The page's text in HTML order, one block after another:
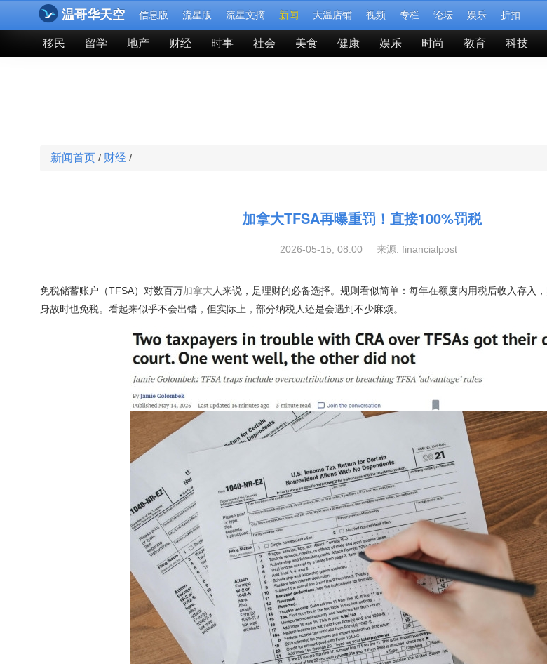
温哥华天空 信息版 流星版 流星文摘 新闻 大温店铺 视频 专栏 论坛 娱乐 折扣
移民 留学 地产 财经 时事 社会 美食 健康 娱乐 时尚 教育 科技
新闻首页 / 财经 /
加拿大TFSA再曝重罚！直接100%罚税
2026-05-15, 08:00 来源:financialpost
免税储蓄账户（TFSA）对数百万加拿大 人来说，是理财的必备选择。规则看似简单：每年在额度内用税后收入存入
身故时也免税。看起来似乎不会出错，但实际上，部分纳税人还是会遇到不少麻烦。